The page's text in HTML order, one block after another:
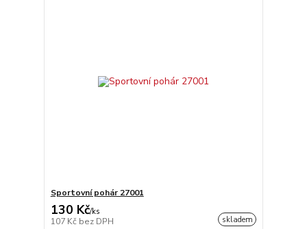
Sportovní pohár 27001
130 Kč/ks
107 Kč bez DPH skladem